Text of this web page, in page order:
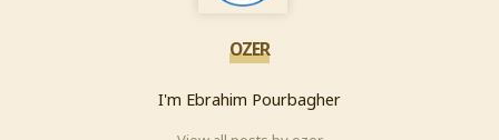
OZER
I'm Ebrahim Pourbagher